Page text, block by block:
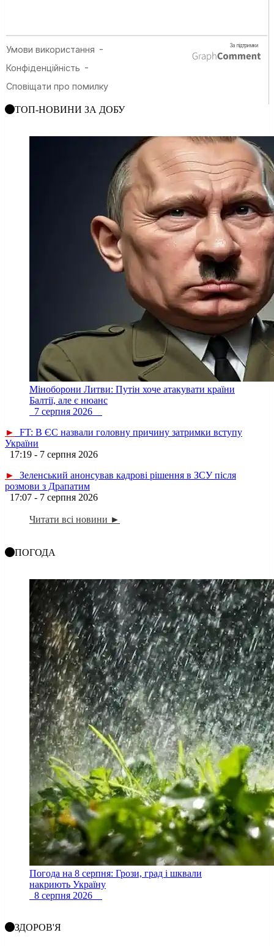
ТОП-НОВИНИ ЗА ДОБУ
Міноборони Литви: Путін хоче атакувати країни
Балтії, але є нюанс
7 серпня 2026
►
FT: В ЄС назвали головну причину затримки вступу
України
17:19 - 7 серпня 2026
►
Зеленський анонсував кадрові рішення в ЗСУ після
розмови з Драпатим
17:07 - 7 серпня 2026
Читати всі новини ►
ПОГОДА
Погода на 8 серпня: Грози, град і шквали
накриють Україну
8 серпня 2026
ЗДОРОВ'Я